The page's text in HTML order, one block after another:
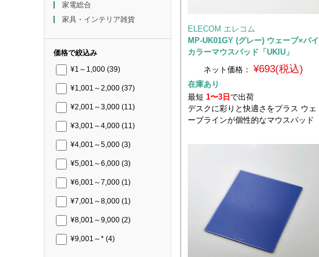
家電総合
家具・インテリア雑貨
価格で絞込み
¥1～1,000 (39)
¥1,001～2,000 (37)
¥2,001～3,000 (11)
¥3,001～4,000 (11)
¥4,001～5,000 (3)
¥5,001～6,000 (3)
¥6,001～7,000 (1)
¥7,001～8,000 (1)
¥8,001～9,000 (2)
¥9,001～* (4)
ELECOM エレコム
MP-UK01GY (グレー) ウェーブ×バイ
カラーマウスパッド「UKIU」
ネット価格： ¥693(税込)
在庫あり
最短 1〜3日 で出荷
デスクに彩りと快適さをプラス ウェ
ーブラインが個性的なマウスパッド